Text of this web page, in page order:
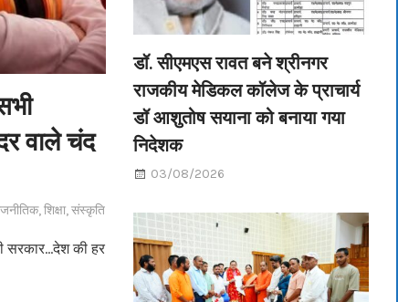
वाले चंद
,शिक्षा,संस्कृति
सरकार…देश की हर
डॉ. सीएमएस रावत बने श्रीनगर
राजकीय मेडिकल कॉलेज के प्राचार्य
डॉ आशुतोष सयाना को बनाया गया
निदेशक
03/08/2026